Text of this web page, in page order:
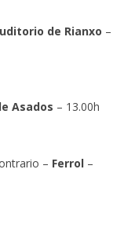
de Rianxo –
Asados – 13.00h
– Ferrol –